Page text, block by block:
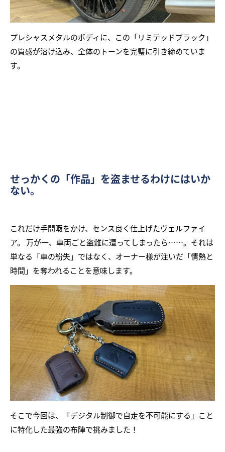
プレシャスメタルのボディに、この「リミテッドブラック」
の質感が溶け込み、全体のトーンを完璧に引き締めていま
す。
せっかくの「作品」を盗ませるわけにはいか
ない。
これだけ手間暇をかけ、センス良く仕上げたヴェルファイ
ア。 万が一、車両ごと盗難に遭ってしまったら……。それは
単なる「車の紛失」ではなく、オーナー様が注いだ「情熱と
時間」を奪われることを意味します。
そこで今回は、「デジタル制御で自走を不可能にする」こと
に特化した最強の布陣で挑みました！